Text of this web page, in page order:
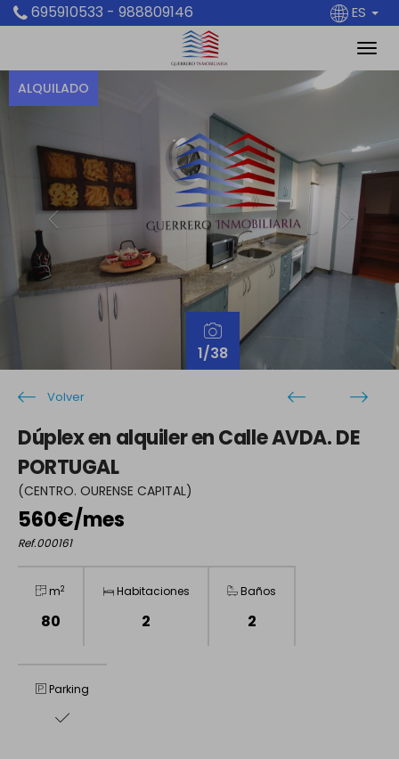
695910533 - 988809146 ES
1/38
ALQUILADO
Previous Next
Volver
Dúplex en alquiler en Calle AVDA. DE
PORTUGAL
(CENTRO. OURENSE CAPITAL)
560€/mes
Ref.000161
m2
80
Habitaciones
2
Baños
2
Parking